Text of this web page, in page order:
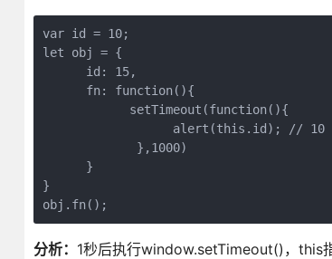
var id = 10;
let obj = {
      id: 15,
      fn: function(){
            setTimeout(function(){
                  alert(this.id); // 10
             },1000)
      }
}
分析： 1秒后执行window.setTimeout()，this